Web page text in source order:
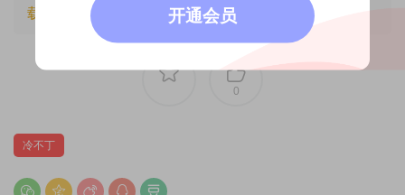
载请注明出处。
0
冷不丁
开通会员